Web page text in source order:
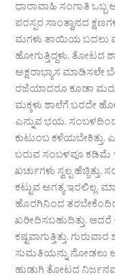
ಧಾರಾವಾಹಿ ಸಂಗಾತಿ
ಪರಸ್ಪರ ಸಾಂತ್ವಾನದ
ಮಗಳು ತಾಯಿಯ ಬದಲು
ಹೋಗುತ್ತಿದ್ದಳು.
ಅಕ್ಷರಾಭ್ಯಾಸ ಮಾಡಿಸಲೇ
ರಜೆಯಾದರೂ ಕೂಡಾ
ಮಕ್ಕಳು ಶಾಲೆಗೆ ಬರದೇ
ಎನ್ನುವ ಭಯ.
ಕುಟುಂಬ
ಬರುವ ಸಂಬಳವೂ ಕಡಿಮೆ
ಖರ್ಚುಗಳು ಸ್ವಲ್ಪ
ಕಟ್ಟುವ ಅಗತ್ಯ ಇರಲಿಲ್ಲ.
ಹೊರಗಿನಿಂದ
ಖರೀದಿಸಬಹುದಿತ್ತು. ಆದರೆ
ಕಷ್ಟವಾಗುತ್ತಿತ್ತು.
ಸುಮತಿಯನ್ನು ನೋಡಲು
ಹುಡುಗಿ ತೋಟದ